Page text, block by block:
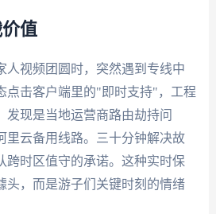
值
人视频团圆时，突然遇到专线中
点击客户端里的"即时支持"，工程
发现是当地运营商路由劫持问
里云备用线路。三十分钟解决故
跨时区值守的承诺。这种实时保
头，而是游子们关键时刻的情绪